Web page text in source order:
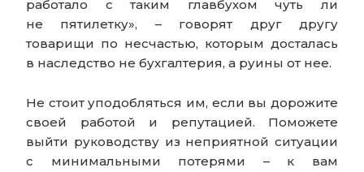
работало с таким главбухом чуть ли
не пятилетку», – говорят друг другу
товарищи по несчастью, которым досталась
в наследство не бухгалтерия, а руины от нее.
Не стоит уподобляться им, если вы дорожите
своей работой и репутацией. Поможете
выйти руководству из неприятной ситуации
с минимальными потерями – к вам